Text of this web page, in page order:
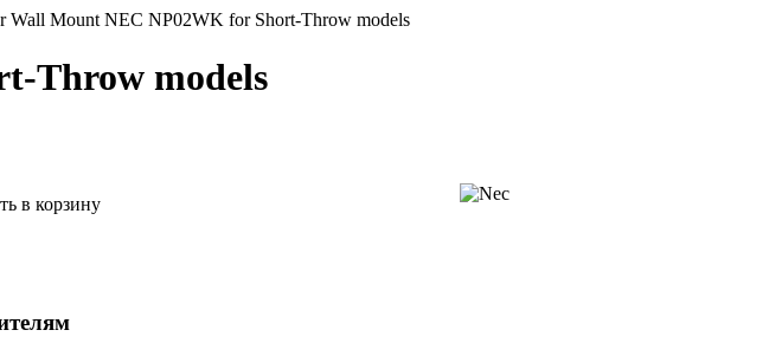
Wall Mount NEC NP02WK for Short-Throw models
Throw models